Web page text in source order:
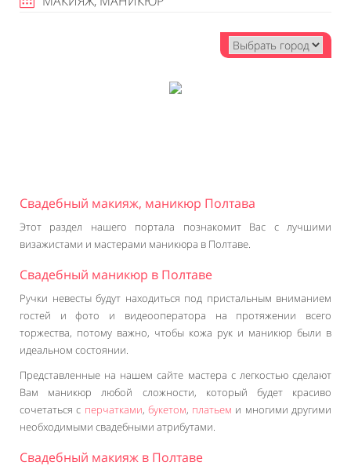
Свадебный макияж, маникюр Полтава
Этот раздел нашего портала познакомит Вас с лучшими
визажистами и мастерами маникюра в Полтаве.
Свадебный маникюр в Полтаве
Ручки невесты будут находиться под пристальным вниманием
гостей и фото и видеооператора на протяжении всего
торжества, потому важно, чтобы кожа рук и маникюр были в
идеальном состоянии.
Представленные на нашем сайте мастера с легкостью сделают
Вам маникюр любой сложности, который будет красиво
сочетаться с перчатками, букетом, платьем и многими другими
необходимыми свадебными атрибутами.
Свадебный макияж в Полтаве